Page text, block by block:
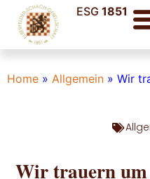
ESG1851
Home » Allgemein » Wir
Wir trauern